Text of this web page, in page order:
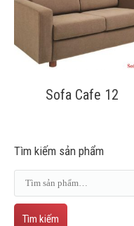
Sofa Cafe 12
Tìm kiếm sản phẩm
Tìm kiếm